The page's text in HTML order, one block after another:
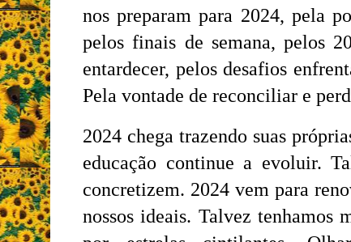
nos preparam para 2024, pela
pelos finais de semana, pelos
entardecer, pelos desafios
Pela vontade de reconciliar e
2024 chega trazendo suas
educação continue a evoluir.
concretizem. 2024 vem para
nossos ideais. Talvez tenhamos